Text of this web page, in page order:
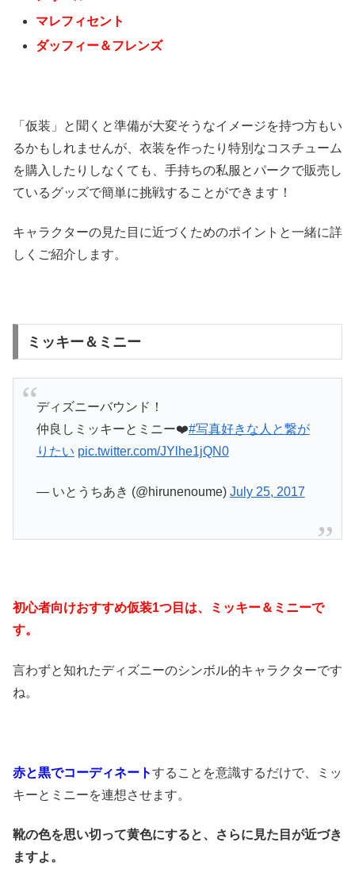
マレフィセント
ダッフィー＆フレンズ
「仮装」と聞くと準備が大変そうなイメージを持つ方もい
るかもしれませんが、衣装を作ったり特別なコスチューム
を購入したりしなくても、手持ちの私服とパークで販売し
ているグッズで簡単に挑戦することができます！
キャラクターの見た目に近づくためのポイントと一緒に詳
しくご紹介します。
ミッキー＆ミニー
ディズニーバウンド！
仲良しミッキーとミニー❤️#写真好きな人と繋が
りたい pic.twitter.com/JYlhe1jQN0
— いとうちあき (@hirunenoume) July 25, 2017
初心者向けおすすめ仮装1つ目は、ミッキー＆ミニーで
す。
言わずと知れたディズニーのシンボル的キャラクターです
ね。
赤と黒でコーディネートすることを意識するだけで、ミッ
キーとミニーを連想させます。
靴の色を思い切って黄色にすると、さらに見た目が近づき
ますよ。